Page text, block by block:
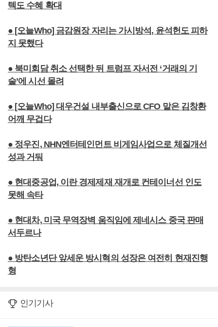
텍도 수혜 확대
● [오늘Who] 금감원장 자리는 가시방석, 윤석헌도 피하
지 못했다
● 북미회담 취소 선택한 뒤 트럼프 자서전 ‘거래의 기
술’에 시선 몰려
● [오늘Who] 대우건설 내부출신으로 CFO 맡은 김창환
어깨 무겁다
● 정우진, NHN엔터테인먼트 비게임사업으로 체질개선
성과 거둬
● 현대중공업, 이란 경제제재 재개로 컨테이너선 인도
못해 속타
● 현대차, 미국 무역장벽 움직임에 제네시스 중국 판매
서두르나
● 방탄소년단 앞세운 방시혁의 성장은 여전히 현재진행
형
인기기사